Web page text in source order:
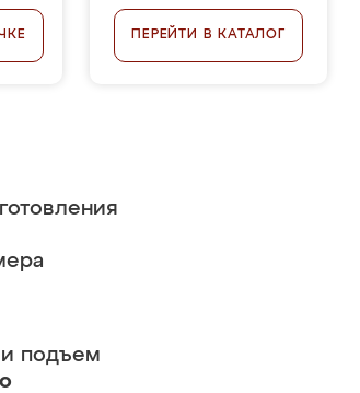
ПЕРЕЙТИ В КАТАЛОГ
и подъем